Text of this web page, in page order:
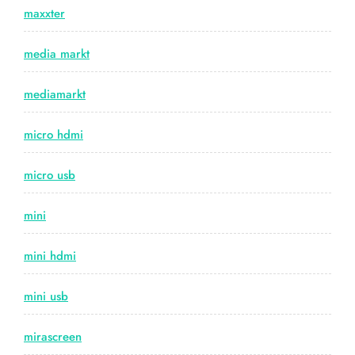
maxxter
media markt
mediamarkt
micro hdmi
micro usb
mini
mini hdmi
mini usb
mirascreen